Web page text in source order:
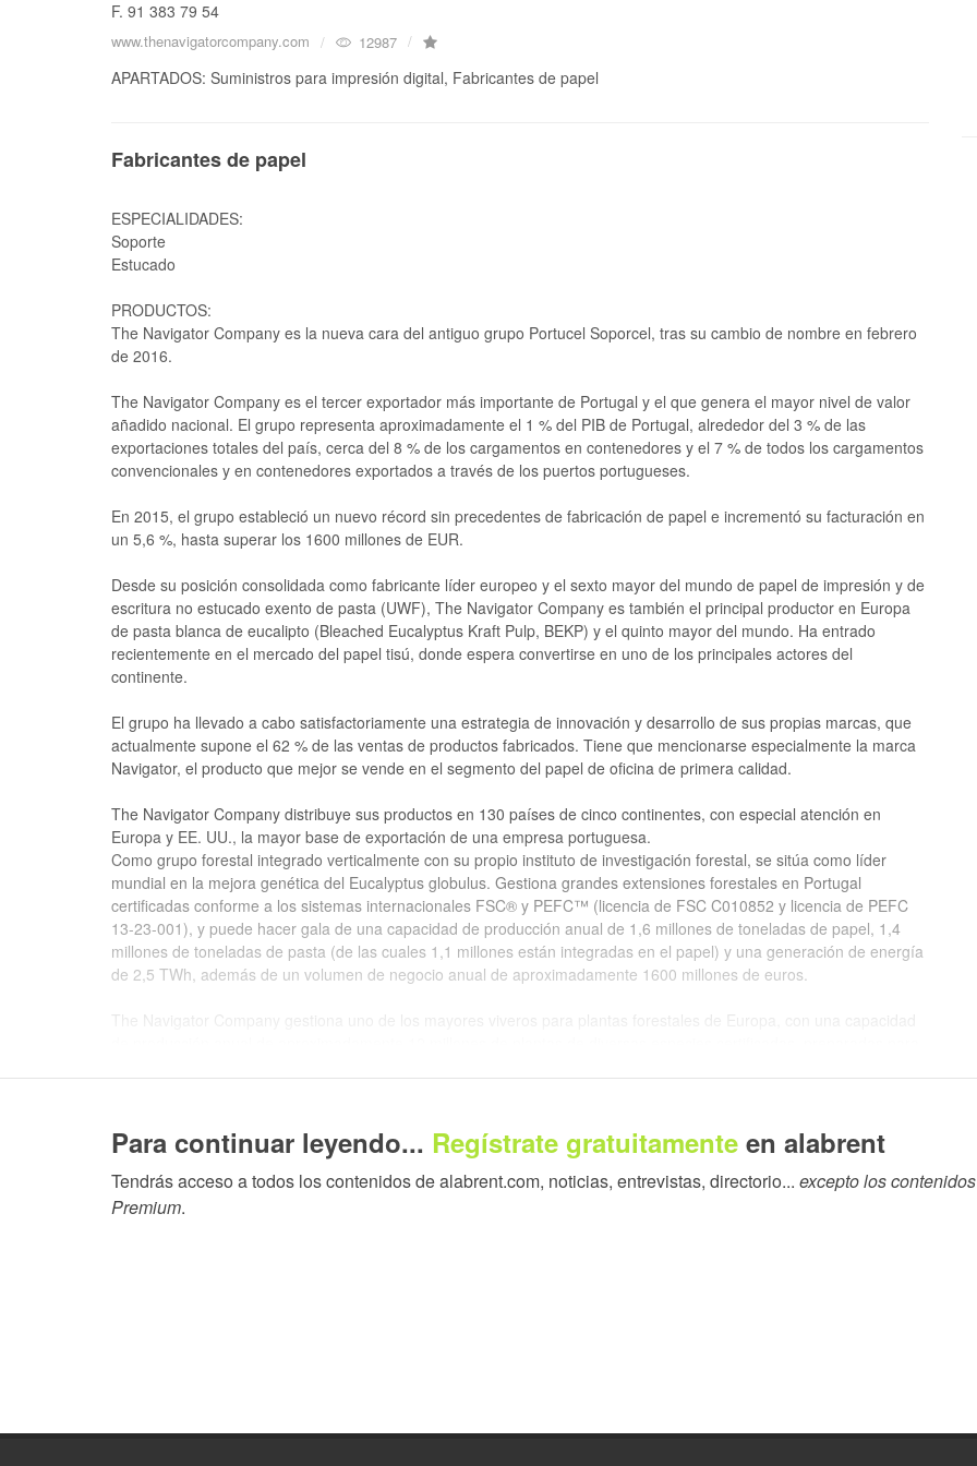
F. 91 383 79 54
www.thenavigatorcompany.com 12987
APARTADOS: Suministros para impresión digital, Fabricantes de papel
Fabricantes de papel
ESPECIALIDADES:
Soporte
Estucado
PRODUCTOS:
The Navigator Company es la nueva cara del antiguo grupo Portucel Soporcel, tras su cambio de nombre en febrero
de 2016.
The Navigator Company es el tercer exportador más importante de Portugal y el que genera el mayor nivel de valor
añadido nacional. El grupo representa aproximadamente el 1 % del PIB de Portugal, alrededor del 3 % de las
exportaciones totales del país, cerca del 8 % de los cargamentos en contenedores y el 7 % de todos los cargamentos
convencionales y en contenedores exportados a través de los puertos portugueses.
En 2015, el grupo estableció un nuevo récord sin precedentes de fabricación de papel e incrementó su facturación en
un 5,6 %, hasta superar los 1600 millones de EUR.
Desde su posición consolidada como fabricante líder europeo y el sexto mayor del mundo de papel de impresión y de
escritura no estucado exento de pasta (UWF), The Navigator Company es también el principal productor en Europa
de pasta blanca de eucalipto (Bleached Eucalyptus Kraft Pulp, BEKP) y el quinto mayor del mundo. Ha entrado
recientemente en el mercado del papel tisú, donde espera convertirse en uno de los principales actores del
continente.
El grupo ha llevado a cabo satisfactoriamente una estrategia de innovación y desarrollo de sus propias marcas, que
actualmente supone el 62 % de las ventas de productos fabricados. Tiene que mencionarse especialmente la marca
Navigator, el producto que mejor se vende en el segmento del papel de oficina de primera calidad.
The Navigator Company distribuye sus productos en 130 países de cinco continentes, con especial atención en
Europa y EE. UU., la mayor base de exportación de una empresa portuguesa.
Como grupo forestal integrado verticalmente con su propio instituto de investigación forestal, se sitúa como líder
mundial en la mejora genética del Eucalyptus globulus. Gestiona grandes extensiones forestales en Portugal
certificadas conforme a los sistemas internacionales FSC® y PEFC™ (licencia de FSC C010852 y licencia de PEFC
13-23-001), y puede hacer gala de una capacidad de producción anual de 1,6 millones de toneladas de papel, 1,4
millones de toneladas de pasta (de las cuales 1,1 millones están integradas en el papel) y una generación de energía
de 2,5 TWh, además de un volumen de negocio anual de aproximadamente 1600 millones de euros.
The Navigator Company gestiona uno de los mayores viveros para plantas forestales de Europa, con una capacidad
de papel tisú y está implementando un gran proyecto forestal integrado verticalmente en Mozambique. También ha
iniciado la construcción de una fábrica de pellets en EE. UU.
Para continuar leyendo... Regístrate gratuitamente en alabrent
Tendrás acceso a todos los contenidos de alabrent.com, noticias, entrevistas, directorio... excepto los contenidos
Premium.